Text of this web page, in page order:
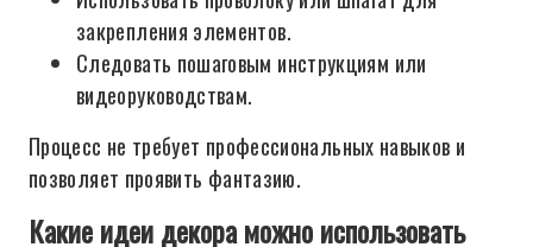
закрепления элементов.
Следовать пошаговым инструкциям или
видеоруководствам.
Процесс не требует профессиональных навыков и
позволяет проявить фантазию.
Какие идеи декора можно использовать